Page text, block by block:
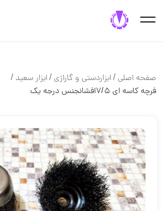
صفحه اصلی/ابزاردستی و گاراژی/ابزار سعید /
فرچه کاسه ای ۷/۵افشانجنس درجه یک